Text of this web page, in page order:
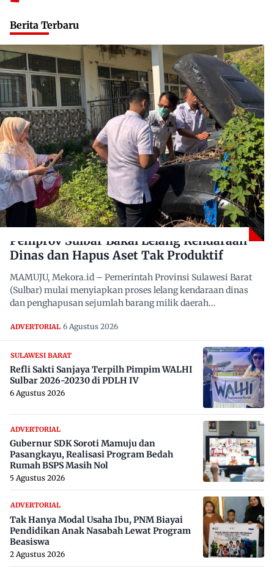
Berita Terbaru
Pemprov Sulbar Bakal Lelang Kendaraan
Dinas dan Hapus Aset Tak Produktif
MAMUJU, Mekora.id – Pemerintah Provinsi Sulawesi Barat
(Sulbar) mulai menyiapkan proses lelang kendaraan dinas
dan penghapusan sejumlah barang milik daerah…
ADVERTORIAL 6 Agustus 2026
SULAWESI BARAT
Refli Sakti Sanjaya Terpilh Pimpim WALHI
Sulbar 2026-20230 di PDLH IV
6 Agustus 2026
ADVERTORIAL
Gubernur SDK Soroti Mamuju dan
Pasangkayu, Realisasi Program Bedah
Rumah BSPS Masih Nol
5 Agustus 2026
ADVERTORIAL
Tak Hanya Modal Usaha Ibu, PNM Biayai
Pendidikan Anak Nasabah Lewat Program
Beasiswa
2 Agustus 2026